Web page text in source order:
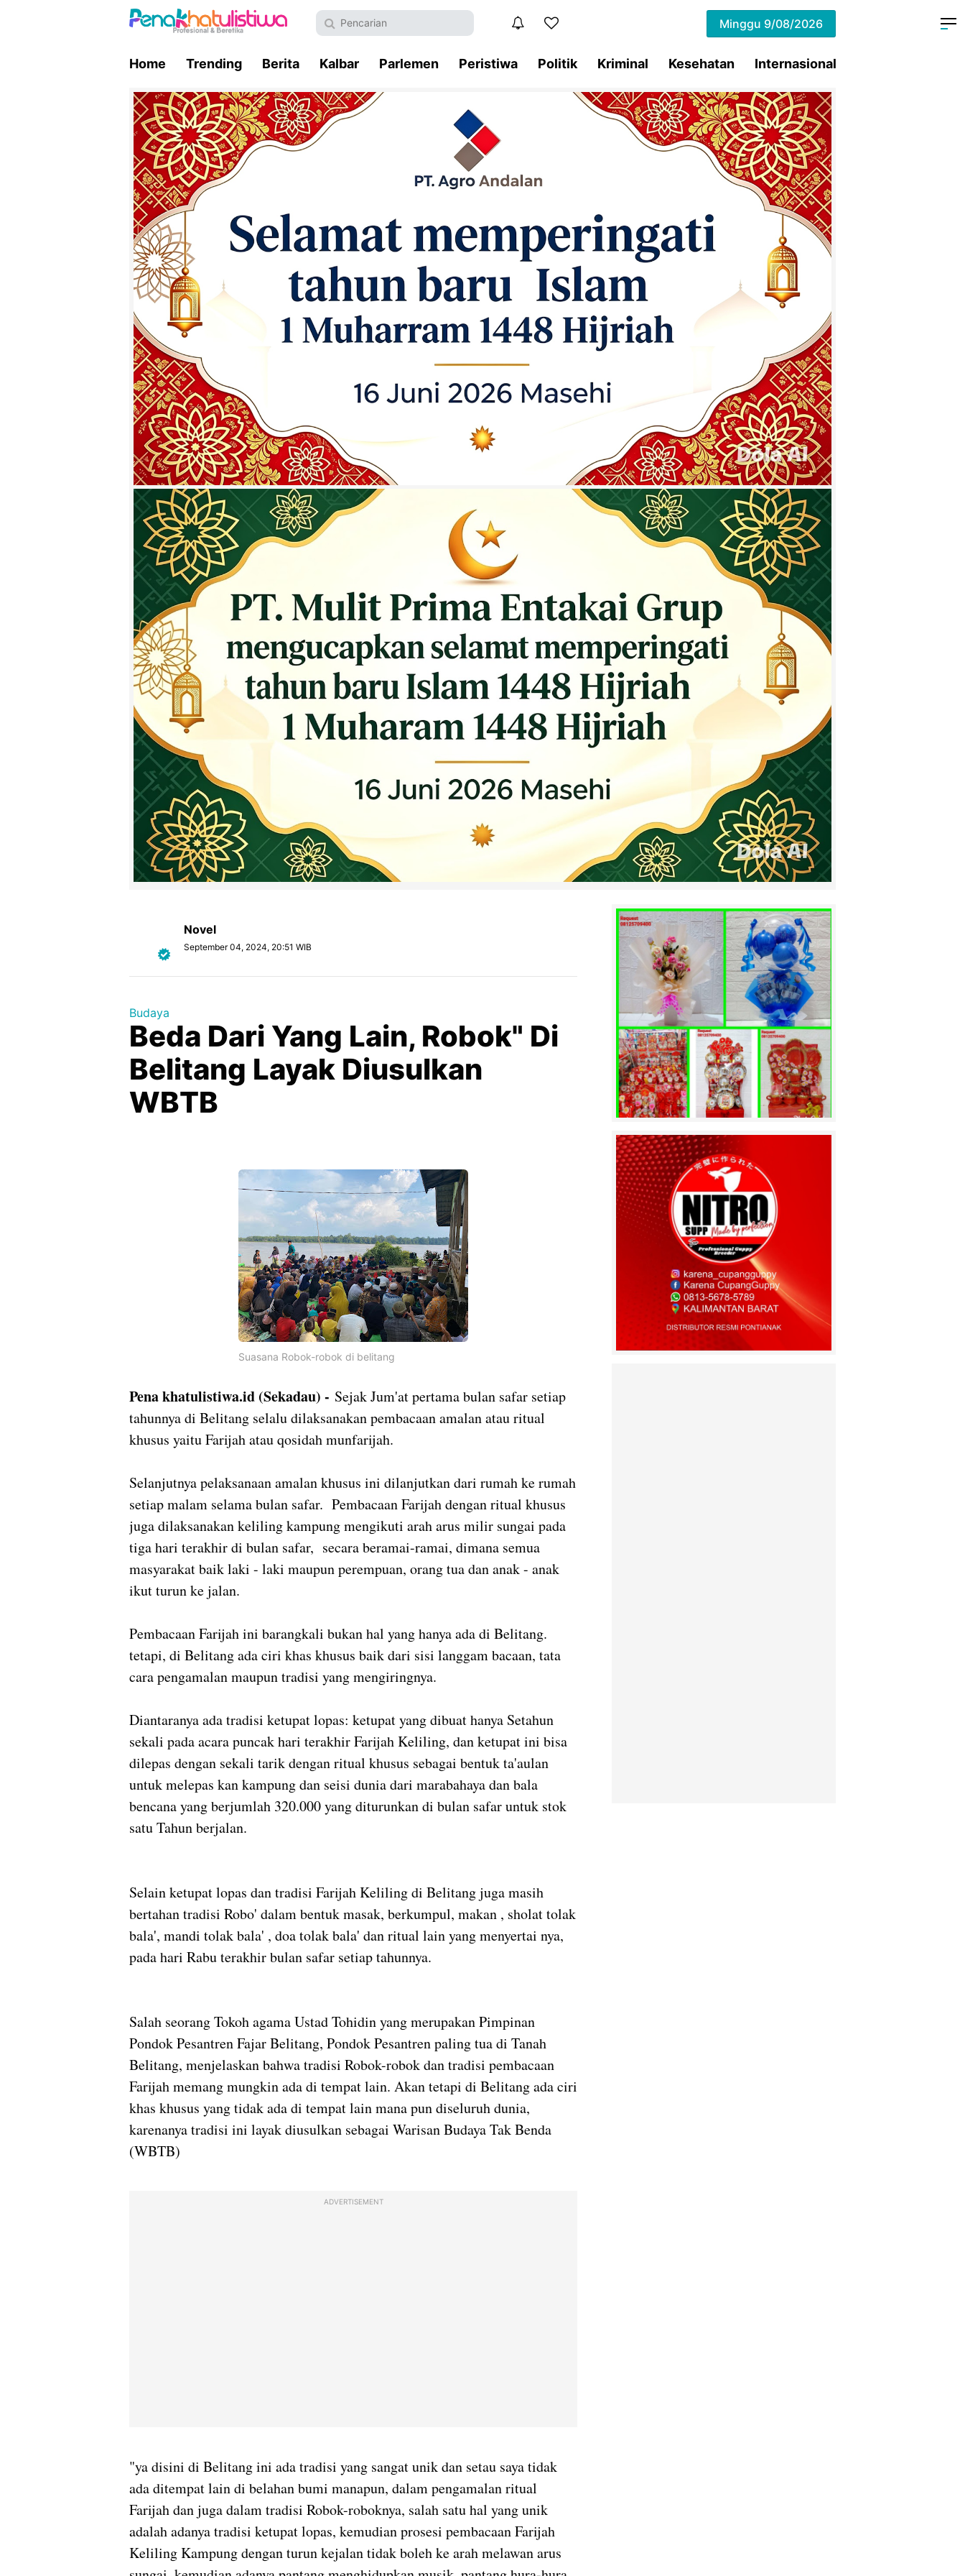
Minggu 9/08/2026
Home Trending Berita Kalbar Parlemen Peristiwa Politik Kriminal Kesehatan Internasional
Novel
September 04, 2024, 20:51 WIB
Budaya
Beda Dari Yang Lain, Robok" Di
Belitang Layak Diusulkan
WBTB
Suasana Robok-robok di belitang
Pena khatulistiwa.id (Sekadau) - Sejak Jum'at pertama bulan safar setiap
tahunnya di Belitang selalu dilaksanakan pembacaan amalan atau ritual
khusus yaitu Farijah atau qosidah munfarijah.
Selanjutnya pelaksanaan amalan khusus ini dilanjutkan dari rumah ke rumah
setiap malam selama bulan safar. Pembacaan Farijah dengan ritual khusus
juga dilaksanakan keliling kampung mengikuti arah arus milir sungai pada
tiga hari terakhir di bulan safar, secara beramai-ramai, dimana semua
masyarakat baik laki - laki maupun perempuan, orang tua dan anak - anak
ikut turun ke jalan.
Pembacaan Farijah ini barangkali bukan hal yang hanya ada di Belitang.
tetapi, di Belitang ada ciri khas khusus baik dari sisi langgam bacaan, tata
cara pengamalan maupun tradisi yang mengiringnya.
Diantaranya ada tradisi ketupat lopas: ketupat yang dibuat hanya Setahun
sekali pada acara puncak hari terakhir Farijah Keliling, dan ketupat ini bisa
dilepas dengan sekali tarik dengan ritual khusus sebagai bentuk ta'aulan
untuk melepas kan kampung dan seisi dunia dari marabahaya dan bala
bencana yang berjumlah 320.000 yang diturunkan di bulan safar untuk stok
satu Tahun berjalan.
Selain ketupat lopas dan tradisi Farijah Keliling di Belitang juga masih
bertahan tradisi Robo' dalam bentuk masak, berkumpul, makan , sholat tolak
bala', mandi tolak bala' , doa tolak bala' dan ritual lain yang menyertai nya,
pada hari Rabu terakhir bulan safar setiap tahunnya.
Salah seorang Tokoh agama Ustad Tohidin yang merupakan Pimpinan
Pondok Pesantren Fajar Belitang, Pondok Pesantren paling tua di Tanah
Belitang, menjelaskan bahwa tradisi Robok-robok dan tradisi pembacaan
Farijah memang mungkin ada di tempat lain. Akan tetapi di Belitang ada ciri
khas khusus yang tidak ada di tempat lain mana pun diseluruh dunia,
karenanya tradisi ini layak diusulkan sebagai Warisan Budaya Tak Benda
(WBTB)
ADVERTISEMENT
"ya disini di Belitang ini ada tradisi yang sangat unik dan setau saya tidak
ada ditempat lain di belahan bumi manapun, dalam pengamalan ritual
Farijah dan juga dalam tradisi Robok-roboknya, salah satu hal yang unik
adalah adanya tradisi ketupat lopas, kemudian prosesi pembacaan Farijah
Keliling Kampung dengan turun kejalan tidak boleh ke arah melawan arus